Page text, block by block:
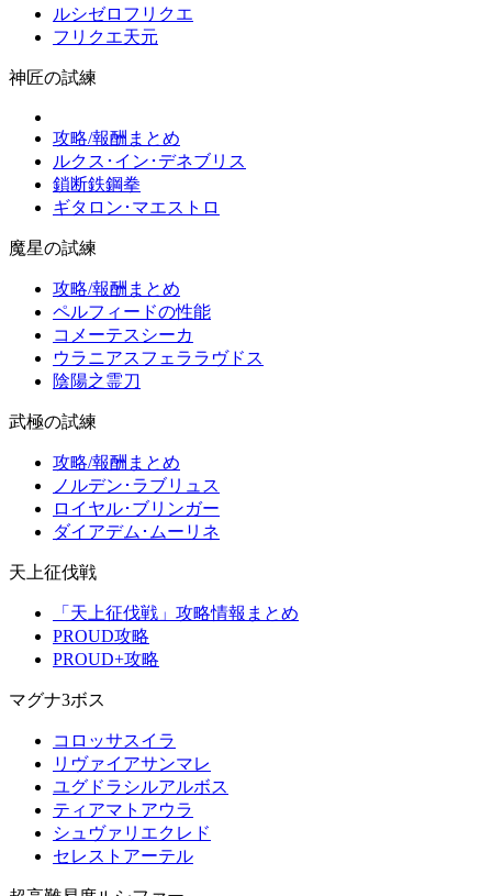
ルシゼロフリクエ
フリクエ天元
神匠の試練
攻略/報酬まとめ
ルクス･イン･デネブリス
鎖断鉄鋼拳
ギタロン･マエストロ
魔星の試練
攻略/報酬まとめ
ペルフィードの性能
コメーテスシーカ
ウラニアスフェララヴドス
陰陽之霊刀
武極の試練
攻略/報酬まとめ
ノルデン･ラブリュス
ロイヤル･ブリンガー
ダイアデム･ムーリネ
天上征伐戦
「天上征伐戦」攻略情報まとめ
PROUD攻略
PROUD+攻略
マグナ3ボス
コロッサスイラ
リヴァイアサンマレ
ユグドラシルアルボス
ティアマトアウラ
シュヴァリエクレド
セレストアーテル